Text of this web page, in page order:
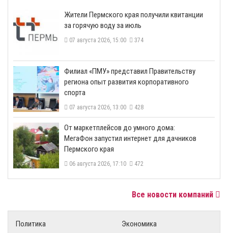
​Жители Пермского края получили квитанции
за горячую воду за июль
07 августа 2026, 15:00 374
​Филиал «ПМУ» представил Правительству
региона опыт развития корпоративного
спорта
07 августа 2026, 13:00 428
От маркетплейсов до умного дома:
МегаФон запустил интернет для дачников
Пермского края
06 августа 2026, 17:10 472
Все новости компаний
Политика
Экономика